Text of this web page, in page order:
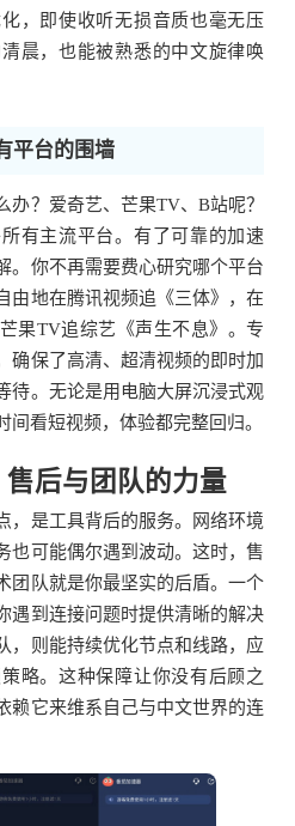
，即使收听无损音质也毫无压
晨，也能被熟悉的中文旋律唤
平台的围墙
办？爱奇艺、芒果TV、B站呢？
有主流平台。有了可靠的加速
。你不再需要费心研究哪个平台
由地在腾讯视频追《三体》，在
果TV追综艺《声生不息》。专
确保了高清、超清视频的即时加
待。无论是用电脑大屏沉浸式观
间看短视频，体验都完整回归。
后与团队的力量
，是工具背后的服务。网络环境
也可能偶尔遇到波动。这时，售
团队就是你最坚实的后盾。一个
遇到连接问题时提供清晰的解决
，则能持续优化节点和线路，应
略。这种保障让你没有后顾之
赖它来维系自己与中文世界的连